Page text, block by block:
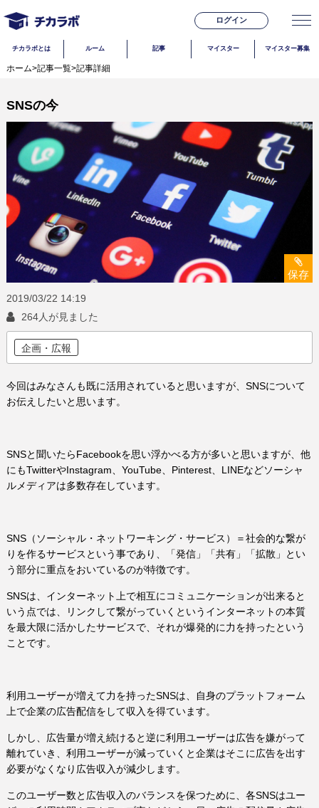
ログイン
チカラボとは ルーム 記事 マイスター マイスター募集
ホーム>記事一覧>記事詳細
SNSの今
保存
2019/03/22 14:19
264人が見ました
企画・広報
今回はみなさんも既に活用されていると思いますが、SNSについて
お伝えしたいと思います。
SNSと聞いたらFacebookを思い浮かべる方が多いと思いますが、他
にもTwitterやInstagram、YouTube、Pinterest、LINEなどソーシャ
ルメディアは多数存在しています。
SNS（ソーシャル・ネットワーキング・サービス）＝社会的な繋が
りを作るサービスという事であり、「発信」「共有」「拡散」とい
う部分に重点をおいているのが特徴です。
SNSは、インターネット上で相互にコミュニケーションが出来ると
いう点では、リンクして繋がっていくというインターネットの本質
を最大限に活かしたサービスで、それが爆発的に力を持ったという
ことです。
利用ユーザーが増えて力を持ったSNSは、自身のプラットフォーム
上で企業の広告配信をして収入を得ています。
しかし、広告量が増え続けると逆に利用ユーザーは広告を嫌がって
離れていき、利用ユーザーが減っていくと企業はそこに広告を出す
必要がなくなり広告収入が減少します。
このユーザー数と広告収入のバランスを保つために、各SNSはユー